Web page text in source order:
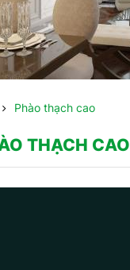
Phào thạch cao
THẠCH CAO